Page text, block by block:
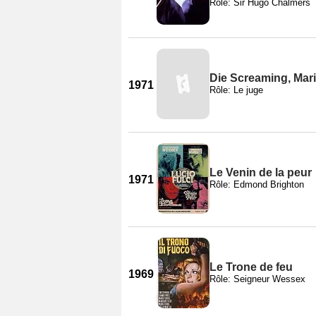
Rôle: Sir Hugo Chalmers
1971
Die Screaming,
Rôle: Le juge
1971
Le Venin de la peur
Rôle: Edmond Brighton
1969
Le Trone de feu
Rôle: Seigneur Wessex